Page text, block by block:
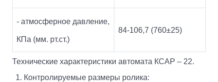
- атмосферное давление,
КПа (мм. рт.ст.)
84-106,7 (760±25)
Технические характеристики автомата КСАР – 22.
Контролируемые размеры ролика: